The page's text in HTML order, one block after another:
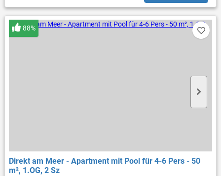
Direkt am Meer - Apartment mit Pool für 4-6 Pers - 50
m², 1.OG, 2 Sz
88%